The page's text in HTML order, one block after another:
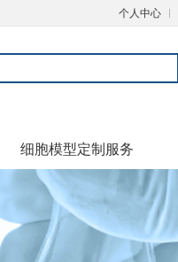
个人中心
细胞模型定制服务